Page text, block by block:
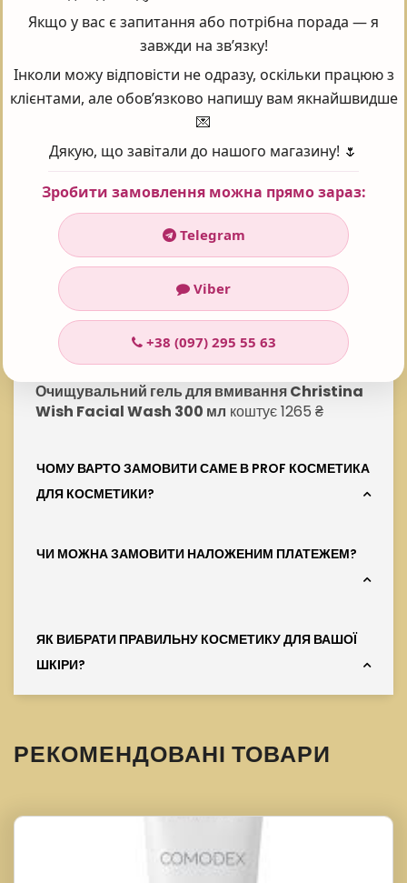
Поставте оцінку 😍
Рейтинг:5
Проголосувало:
Часті запитання - FAQ
ОЧИЩУВАЛЬНИЙ ГЕЛЬ ДЛЯ ВМИВАННЯ CHRISTINA
WISH FACIAL WASH 300 МЛ ЯКА ЦІНА?
У інтернет-магазині Prof косметика товар:
Очищувальний гель для вмивання Christina
Wish Facial Wash 300 мл коштує 1265 ₴
ЧОМУ ВАРТО ЗАМОВИТИ САМЕ В PROF КОСМЕТИКА
ДЛЯ КОСМЕТИКИ?
ЧИ МОЖНА ЗАМОВИТИ НАЛОЖЕНИМ ПЛАТЕЖЕМ?
ЯК ВИБРАТИ ПРАВИЛЬНУ КОСМЕТИКУ ДЛЯ ВАШОЇ
ШКІРИ?
РЕКОМЕНДОВАНІ ТОВАРИ
Якщо у вас є запитання або потрібна порада — я
завжди на зв’язку!
Інколи можу відповісти не одразу, оскільки працюю з
клієнтами, але обов’язково напишу вам якнайшвидше
💌
Дякую, що завітали до нашого магазину! 🌷
Зробити замовлення можна прямо зараз:
Telegram
Viber
+38 (097) 295 55 63